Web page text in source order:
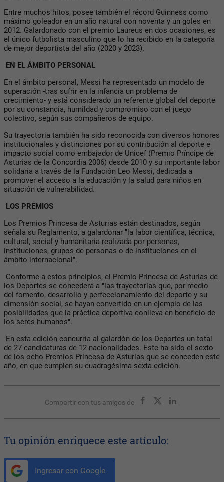
Entre muchos hitos, posee también el récord Guinness como
máximo goleador en un año natural con noventa y un goles en
2012. Galardonado con el premio Laureus en dos ocasiones, es
el único futbolista masculino que lo ha recibido en la categoría
de mejor deportista del año (2020 y 2023).
EN EL ÁMBITO PERSONAL
En el ámbito personal, Messi ha representado un modelo de
superación -tras sufrir en la infancia un problema de
crecimiento- y está considerado un referente global del deporte
por su constancia, humildad y compromiso con el juego
colectivo, según sus compañeros de equipo.
Su trayectoria también ha sido reconocida con diversos honores
institucionales y distinciones por su contribución al deporte e
impacto social como embajador de Unicef (Premio Príncipe de
Asturias de la Concordia 2006) desde 2010 y su importante labor
solidaria a través de la Fundación Leo Messi, dedicada a
promover el acceso a la educación y la salud para niños en
situación de vulnerabilidad.
LOS PREMIOS
Los Premios Princesa de Asturias están destinados, según
señala su Reglamento, a galardonar "la labor científica, técnica,
cultural, social y humanitaria realizada por personas,
instituciones, grupos de personas o de instituciones en el
ámbito internacional".
Conforme a estos principios, el Premio Princesa de Asturias de
los Deportes se concederá a "las trayectorias que, por medio
del fomento, desarrollo y perfeccionamiento del deporte y su
dimensión social, se hayan convertido en un ejemplo de las
posibilidades que la práctica deportiva conlleva en beneficio de
los seres humanos".
En esta edición concurría al galardón de los Deportes un total
de 27 candidaturas de 12 nacionalidades. Este ha sido el sexto
de los ocho Premios Princesa de Asturias que se conceden este
año, en que cumplen su cuadragésima sexta edición.
Compartir con tus amigos de
Tu opinión enriquece este artículo:
Ingresar con Google